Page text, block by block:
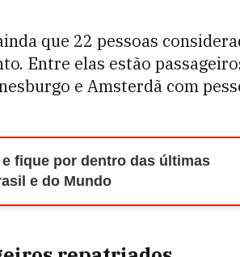
que 22 pessoas
Entre elas estão
e Amsterdã com
e fique por dentro das últimas
e do Mundo